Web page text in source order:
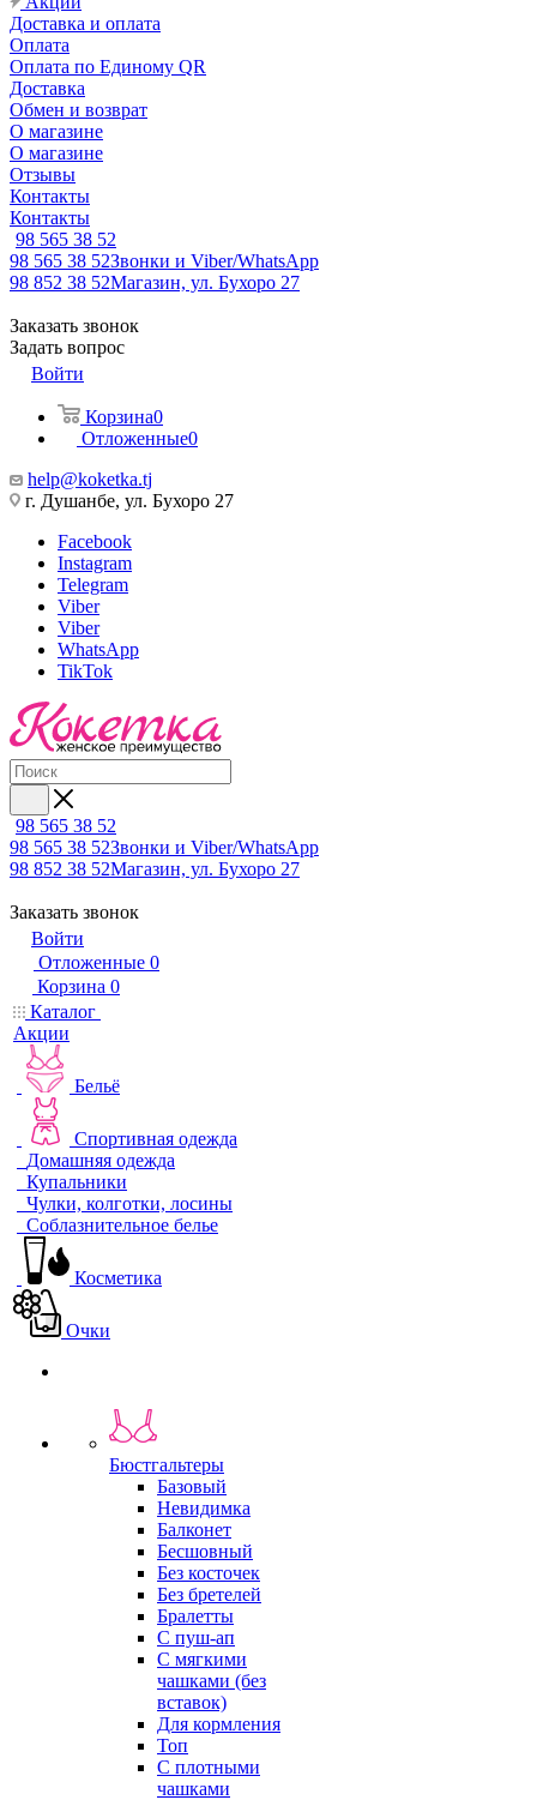
Доставка и оплата
Оплата
Оплата по Единому QR
Доставка
Обмен и возврат
О магазине
О магазине
Отзывы
Контакты
Контакты
98 565 38 52
98 565 38 52Звонки и Viber/WhatsApp
98 852 38 52Магазин, ул. Бухоро 27
Заказать звонок
Задать вопрос
Войти
Корзина0
Отложенные0
help@koketka.tj
г. Душанбе, ул. Бухоро 27
Facebook
Instagram
Telegram
Viber
Viber
WhatsApp
TikTok
98 565 38 52
98 565 38 52Звонки и Viber/WhatsApp
98 852 38 52Магазин, ул. Бухоро 27
Заказать звонок
Войти
Отложенные 0
Корзина 0
Каталог
Акции
Бельё
Спортивная одежда
Домашняя одежда
Купальники
Чулки, колготки, лосины
Соблазнительное белье
Косметика
Очки
Бюстгальтеры
Базовый
Невидимка
Балконет
Бесшовный
Без косточек
Без бретелей
Бралетты
С пуш-ап
С мягкими
чашками (без
вставок)
Для кормления
Топ
С плотными
чашками